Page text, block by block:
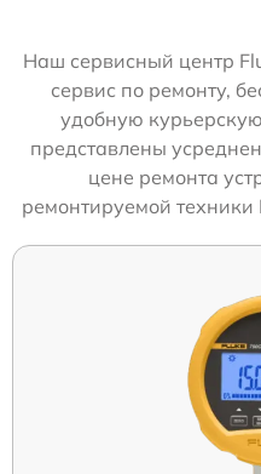
Наш сервисный центр
сервис по ремонту,
удобную
представлены
цене ремонта
ремонтируемой